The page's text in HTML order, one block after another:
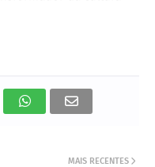
MAIS RECENTES